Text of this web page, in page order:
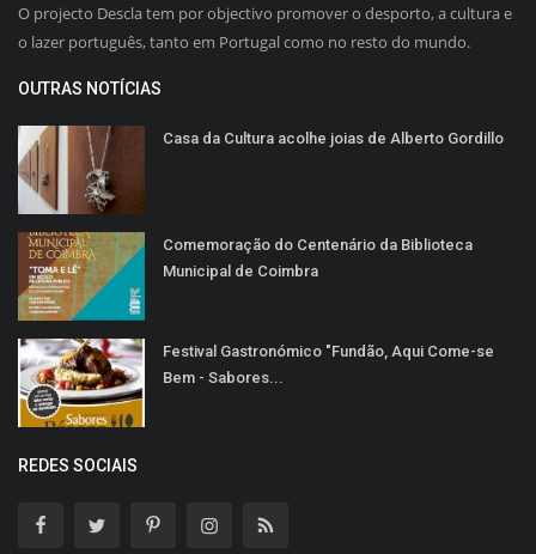
O projecto Descla tem por objectivo promover o desporto, a cultura e
o lazer português, tanto em Portugal como no resto do mundo.
OUTRAS NOTÍCIAS
Casa da Cultura acolhe joias de Alberto Gordillo
Comemoração do Centenário da Biblioteca
Municipal de Coimbra
Festival Gastronómico "Fundão, Aqui Come-se
Bem - Sabores...
REDES SOCIAIS